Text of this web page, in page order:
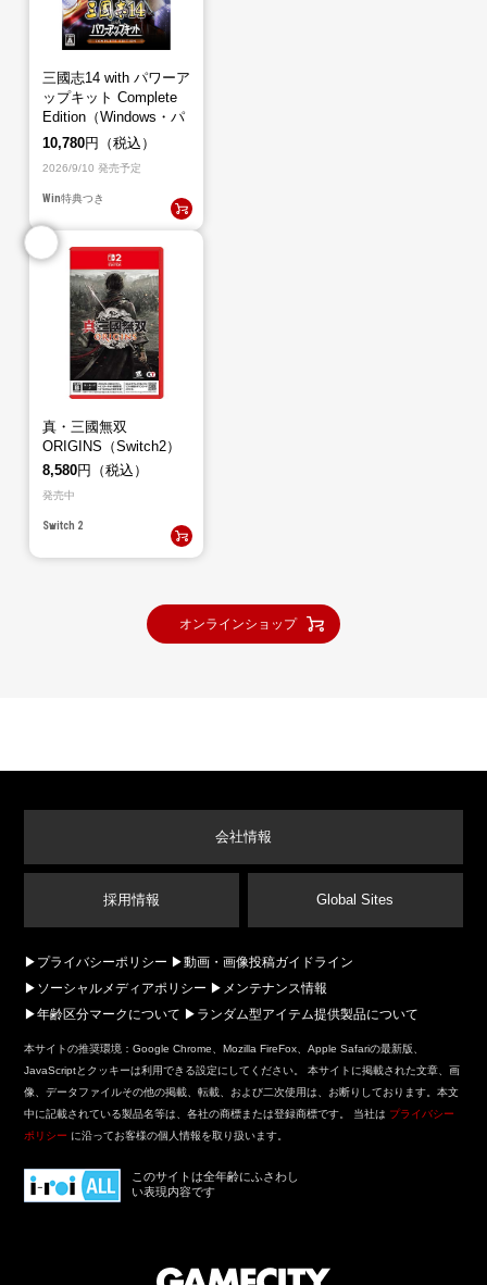
三國志14 with パワーア
ップキット Complete
Edition（Windows・パ
ッケージ版）
10,780円（税込）
2026/9/10 発売予定
Win特典つき
真・三國無双
ORIGINS（Switch2）
8,580円（税込）
発売中
Switch 2
オンラインショップ
会社情報
採用情報 Global Sites
プライバシーポリシー
動画・画像投稿ガイドライン
ソーシャルメディアポリシー
メンテナンス情報
年齢区分マークについて
ランダム型アイテム提供製品について
本サイトの推奨環境：Google Chrome、Mozilla FireFox、Apple Safariの最新版、
JavaScriptとクッキーは利用できる設定にしてください。 本サイトに掲載された文章、画
像、データファイルその他の掲載、転載、および二次使用は、お断りしております。本文
中に記載されている製品名等は、各社の商標または登録商標です。 当社は プライバシー
ポリシー に沿ってお客様の個人情報を取り扱います。
このサイトは全年齢にふさわし
い表現内容です